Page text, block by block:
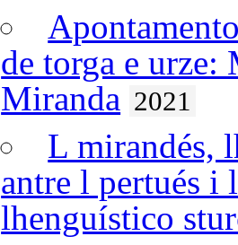
de torga e urze:
Miranda 2021
L mirandés,
antre l pertués i
lhenguístico